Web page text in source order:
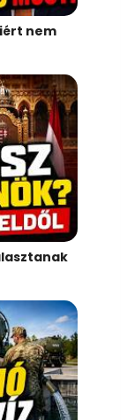
nem